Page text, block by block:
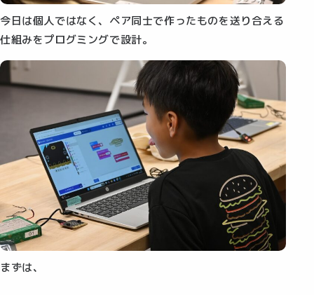
今日は個人ではなく、ペア同士で作ったものを送り合える
仕組みをプログミングで設計。
まずは、